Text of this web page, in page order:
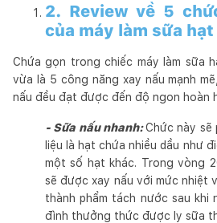
2. Review về 5
của máy làm sữa
Chứa gọn trong chiếc máy làm sữa
vừa là 5 công năng xay nấu mạnh
nấu đều đạt được đến độ ngon hoàn
- Sữa nấu nhanh:Chức này sẽ
liệu là hạt chứa nhiều dầu như
một số hạt khác. Trong vòng
sẽ được xay nấu với mức nhiệt
thành phẩm tách nước sau khi
đình thưởng thức được ly sữa